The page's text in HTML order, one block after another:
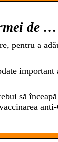
de …
pentru a
important
să